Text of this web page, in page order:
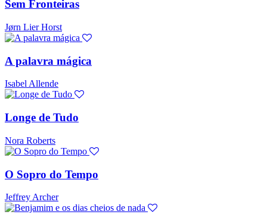
Sem Fronteiras
Jørn Lier Horst
A palavra mágica
Isabel Allende
Longe de Tudo
Nora Roberts
O Sopro do Tempo
Jeffrey Archer